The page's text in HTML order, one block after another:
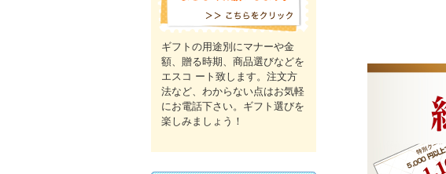
ギフトの用途別にマナーや金
額、贈る時期、商品選びなどを
エスコ ート致します。注文方
法など、わからない点はお気軽
にお電話下さい。ギフト選びを
楽しみましょう！